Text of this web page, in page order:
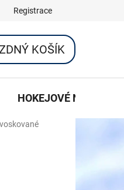
Registrace
KOŠÍK
HOKEJOVÉ NOŽE